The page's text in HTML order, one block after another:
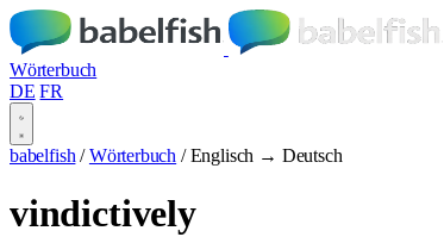
Wörterbuch
DE FR
babelfish / Wörterbuch / Englisch → Deutsch
vindictively